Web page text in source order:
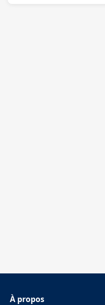
À propos